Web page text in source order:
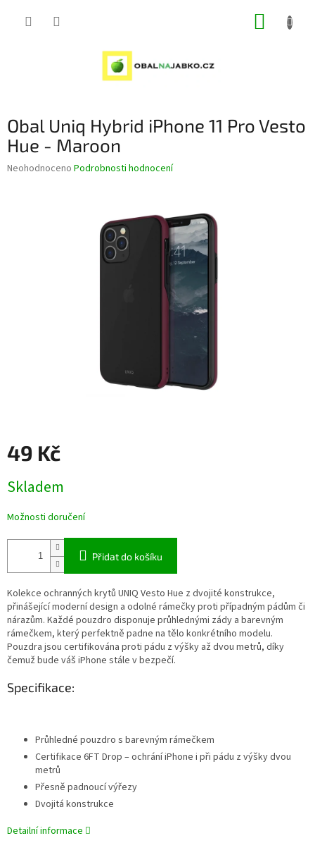
Obal Uniq Hybrid iPhone 11 Pro Vesto
Hue - Maroon
Průměrné
Neohodnoceno Podrobnosti hodnocení
49 Kč
cena:
Skladem
Možnosti doručení
Přidat do košíku
Kolekce ochranných krytů UNIQ Vesto Hue z dvojité konstrukce,
přinášející moderní design a odolné rámečky proti případným pádům či
nárazům. Každé pouzdro disponuje průhlednými zády a barevným
rámečkem, který perfektně padne na tělo konkrétního modelu.
Pouzdra jsou certifikována proti pádu z výšky až dvou metrů, díky
čemuž bude váš iPhone stále v bezpečí.
Specifikace:
Průhledné pouzdro s barevným rámečkem
Certifikace 6FT Drop – ochrání iPhone i při pádu z výšky dvou
metrů
Přesně padnoucí výřezy
Dvojitá konstrukce
Detailní informace